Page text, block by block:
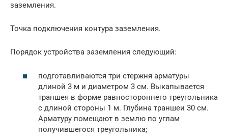
заземления.
Точка подключения контура заземления.
Порядок устройства заземления следующий:
подготавливаются три стержня арматуры
длиной 3 м и диаметром 3 см. Выкапывается
траншея в форме равностороннего треугольника
с длиной стороны 1 м. Глубина траншеи 30 см.
Арматуру помещают в землю по углам
получившегося треугольника;